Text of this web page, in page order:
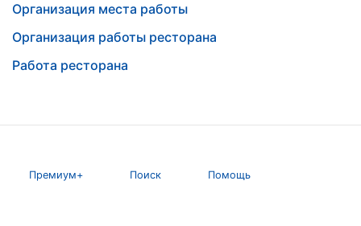
Организация места работы
Организация работы ресторана
Работа ресторана
Премиум+ Поиск Помощь